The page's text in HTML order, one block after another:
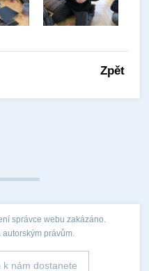
Zpět
správce webu zakázáno.
právům.
k nám dostanete